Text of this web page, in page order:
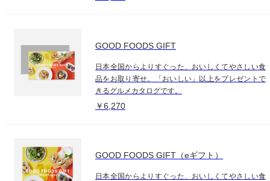
GOOD FOODS GIFT
日本全国からよりすぐった、おいしくてやさしい食
品をお取り寄せ。「おいしい」以上をプレゼントで
きるグルメカタログです。
￥6,270
GOOD FOODS GIFT（eギフト）
日本全国からよりすぐった、おいしくてやさしい食